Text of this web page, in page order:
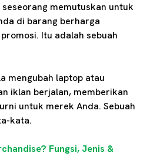
memutuskan untuk
di barang berharga
Itu adalah sebuah
mengubah laptop atau
iklan berjalan, memberikan
untuk merek Anda. Sebuah
kata.
Fungsi, Jenis &